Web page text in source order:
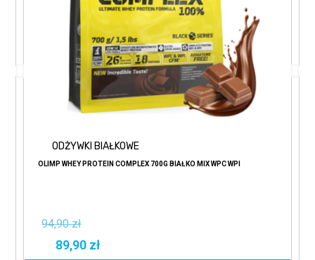
ODŻYWKI BIAŁKOWE
OLIMP WHEY PROTEIN COMPLEX 700G BIAŁKO MIX WPC WPI
94,90 zł
89,90 zł